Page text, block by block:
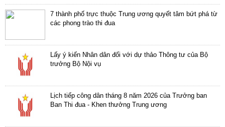
7 thành phố trực thuộc Trung ương quyết tâm bứt phá từ
các phong trào thi đua
Lấy ý kiến Nhân dân đối với dự thảo Thông tư của Bộ
trưởng Bộ Nội vụ
Lịch tiếp công dân tháng 8 năm 2026 của Trưởng ban
Ban Thi đua - Khen thưởng Trung ương